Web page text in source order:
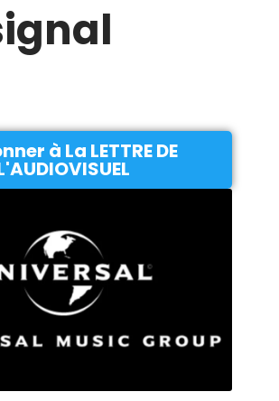
à La LETTRE DE